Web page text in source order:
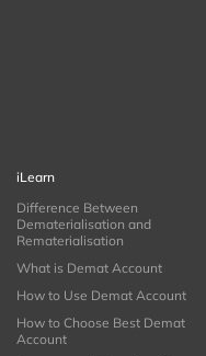
iLearn
Difference Between
Dematerialisation and
Rematerialisation
What is Demat Account
How to Use Demat Account
How to Choose Best Demat
Account